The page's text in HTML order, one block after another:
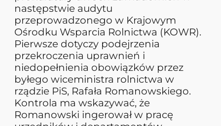
następstwie audytu
przeprowadzonego w Krajowym
Ośrodku Wsparcia Rolnictwa (KOWR).
Pierwsze dotyczy podejrzenia
przekroczenia uprawnień i
niedopełnienia obowiązków przez
byłego wiceministra rolnictwa w
rządzie PiS, Rafała Romanowskiego.
Kontrola ma wskazywać, że
Romanowski ingerował w pracę